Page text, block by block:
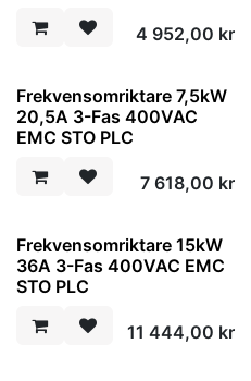
4 952,00 kr
Frekvensomriktare 7,5kW
20,5A 3-Fas 400VAC
EMC STO PLC
7 618,00 kr
Frekvensomriktare 15kW
36A 3-Fas 400VAC EMC
STO PLC
11 444,00 kr